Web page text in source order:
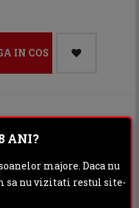
IN COS
ANI?
majore. Daca nu
sa nu vizitati restul site-